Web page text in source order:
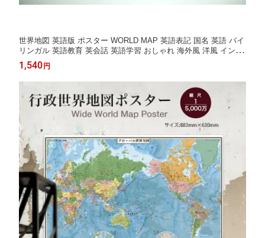
世界地図 英語版 ポスター WORLD MAP 英語表記 国名 英語 バイ
リンガル 英語教育 英会話 英語学習 おしゃれ 海外風 洋風 インテ
リア カフェ風 専門メーカー 子供 小学生 帰国子女 インター 日本
製
1,540 円